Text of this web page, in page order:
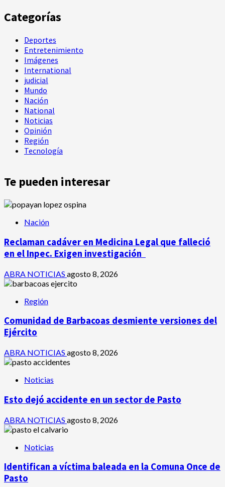
Categorías
Deportes
Entretenimiento
Imágenes
International
judicial
Mundo
Nación
National
Noticias
Opinión
Región
Tecnología
Te pueden interesar
Nación
Reclaman cadáver en Medicina Legal que falleció
en el Inpec. Exigen investigación
ABRA NOTICIAS agosto 8, 2026
Región
Comunidad de Barbacoas desmiente versiones del
Ejército
ABRA NOTICIAS agosto 8, 2026
Noticias
Esto dejó accidente en un sector de Pasto
ABRA NOTICIAS agosto 8, 2026
Noticias
Identifican a víctima baleada en la Comuna Once de
Pasto